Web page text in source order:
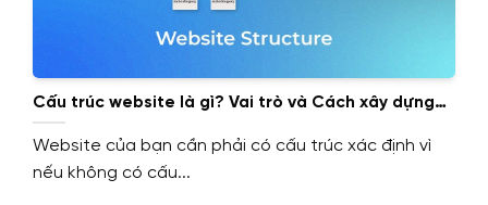
Cấu trúc website là gì? Vai trò và Cách xây dựng
cấu trúc website.
Website của bạn cần phải có cấu trúc xác định vì
nếu không có cấu...